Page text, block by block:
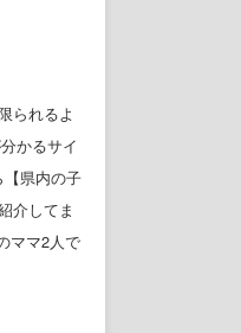
られるよ
かるサイ
【県内の子
介してま
ママ2人で